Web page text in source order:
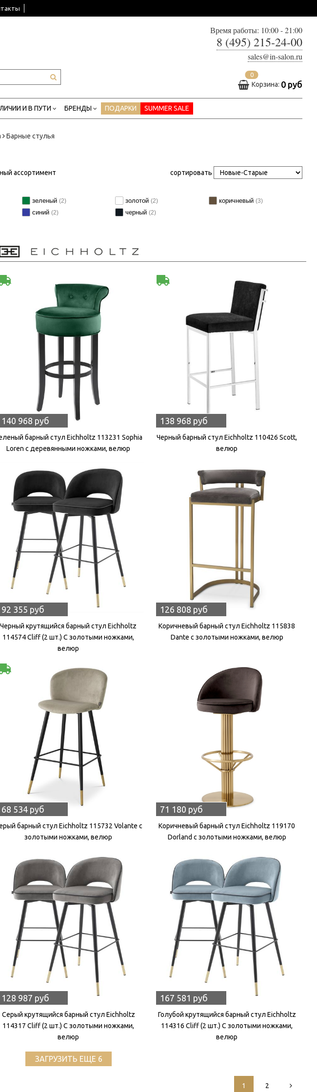
Время работы: 10:00 - 21:00
8 (495) 215-24-00
sales@in-salon.ru
0
Корзина: 0 руб
И В ПУТИ БРЕНДЫ ПОДАРКИ SUMMER SALE
Барные стулья
ассортимент сортировать
зеленый (2) золотой(2) коричневый(3)
синий (2) черный(2)
140 968 руб
барный стул Eichholtz 113231 Sophia
Loren с деревянными ножками, велюр
138 968 руб
Черный барный стул Eichholtz 110426 Scott,
велюр
92 355 руб
Черный крутящийся барный стул Eichholtz
114574 Cliff (2 шт.) С золотыми ножками,
велюр
126 808 руб
Коричневый барный стул Eichholtz 115838
Dante с золотыми ножками, велюр
68 534 руб
барный стул Eichholtz 115732 Volante с
золотыми ножками, велюр
71 180 руб
Коричневый барный стул Eichholtz 119170
Dorland с золотыми ножками, велюр
128 987 руб
Серый крутящийся барный стул Eichholtz
114317 Cliff (2 шт.) С золотыми ножками,
велюр
167 581 руб
Голубой крутящийся барный стул Eichholtz
114316 Cliff (2 шт.) С золотыми ножками,
велюр
ЗАГРУЗИТЬ ЕЩЕ 6
1 2